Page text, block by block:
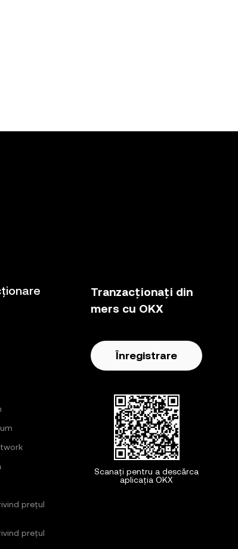
prețul
prețul
Tranzacționați din
mers cu OKX
Înregistrare
Scanați pentru a descărca
aplicația OKX